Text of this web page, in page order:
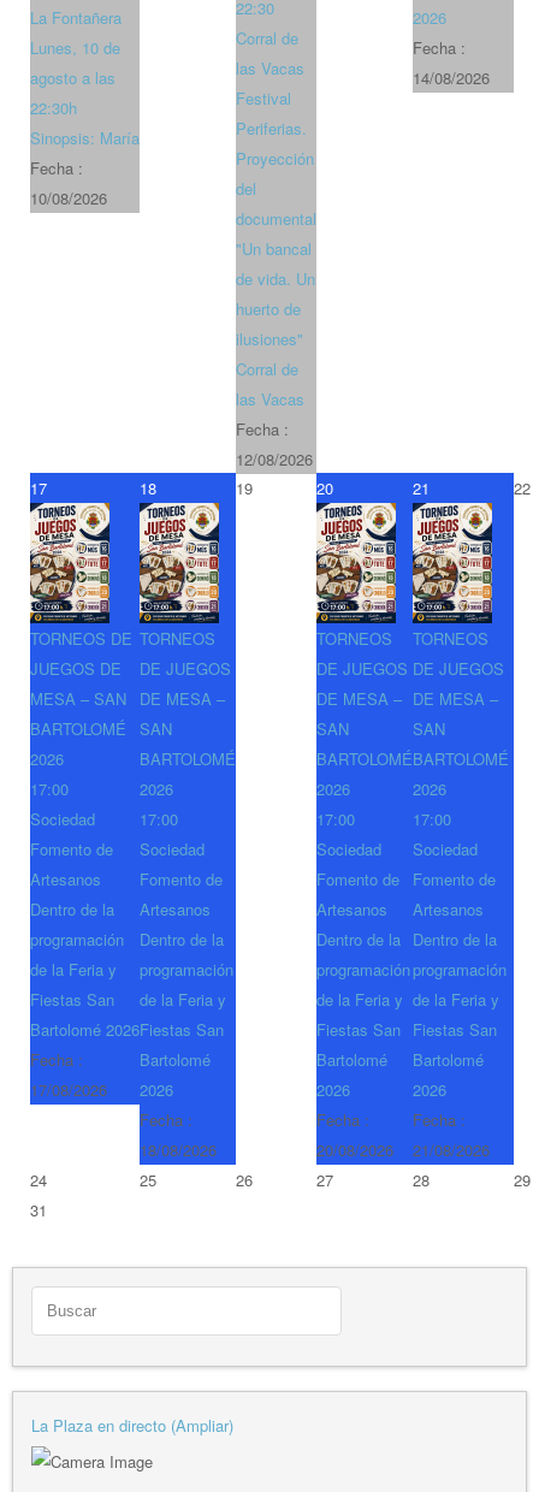
La Fontañera
Lunes, 10 de
agosto a las
22:30h
Sinopsis: María
Fecha :
10/08/2026
22:30
Corral de
las Vacas
Festival
Periferias.
Proyección
del
documental
"Un bancal
de vida. Un
huerto de
ilusiones"
Corral de
las Vacas
Fecha :
12/08/2026
2026
Fecha :
14/08/2026
17
TORNEOS DE
JUEGOS DE
MESA – SAN
BARTOLOMÉ
2026
17:00
Sociedad
Fomento de
Artesanos
Dentro de la
programación
de la Feria y
Fiestas San
Bartolomé 2026
Fecha :
17/08/2026
18
TORNEOS
DE JUEGOS
DE MESA –
SAN
BARTOLOMÉ
2026
17:00
Sociedad
Fomento de
Artesanos
Dentro de la
programación
de la Feria y
Fiestas San
Bartolomé
2026
Fecha :
18/08/2026
19 20
TORNEOS
DE JUEGOS
DE MESA –
SAN
BARTOLOMÉ
2026
17:00
Sociedad
Fomento de
Artesanos
Dentro de la
programación
de la Feria y
Fiestas San
Bartolomé
2026
Fecha :
20/08/2026
21
TORNEOS
DE JUEGOS
DE MESA –
SAN
BARTOLOMÉ
2026
17:00
Sociedad
Fomento de
Artesanos
Dentro de la
programación
de la Feria y
Fiestas San
Bartolomé
2026
Fecha :
21/08/2026
22
24 25 26 27 28
29
31
La Plaza en directo (Ampliar)